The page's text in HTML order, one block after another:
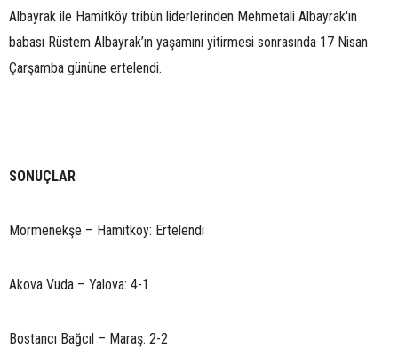
Albayrak ile Hamitköy tribün liderlerinden Mehmetali Albayrak'ın
babası Rüstem Albayrak’ın yaşamını yitirmesi sonrasında 17 Nisan
Çarşamba gününe ertelendi.
SONUÇLAR
Mormenekşe – Hamitköy: Ertelendi
Akova Vuda – Yalova: 4-1
Bostancı Bağcıl – Maraş: 2-2